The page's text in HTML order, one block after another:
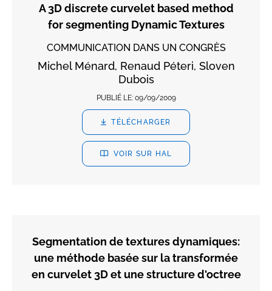
A 3D discrete curvelet based method
for segmenting Dynamic Textures
COMMUNICATION DANS UN CONGRÈS
Michel Ménard, Renaud Péteri, Sloven
Dubois
PUBLIÉ LE: 09/09/2009
TÉLÉCHARGER
VOIR SUR HAL
Segmentation de textures dynamiques:
une méthode basée sur la transformée
en curvelet 3D et une structure d'octree